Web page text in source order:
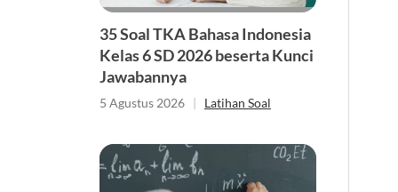
35 Soal TKA Bahasa Indonesia
Kelas 6 SD 2026 beserta Kunci
Jawabannya
5 Agustus 2026 | Latihan Soal